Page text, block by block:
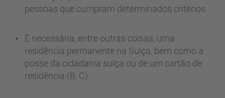
pessoas que cumpram determinados critérios.
É necessária, entre outras coisas, uma
residência permanente na Suíça, bem como a
posse da cidadania suíça ou de um cartão de
residência (B, C).